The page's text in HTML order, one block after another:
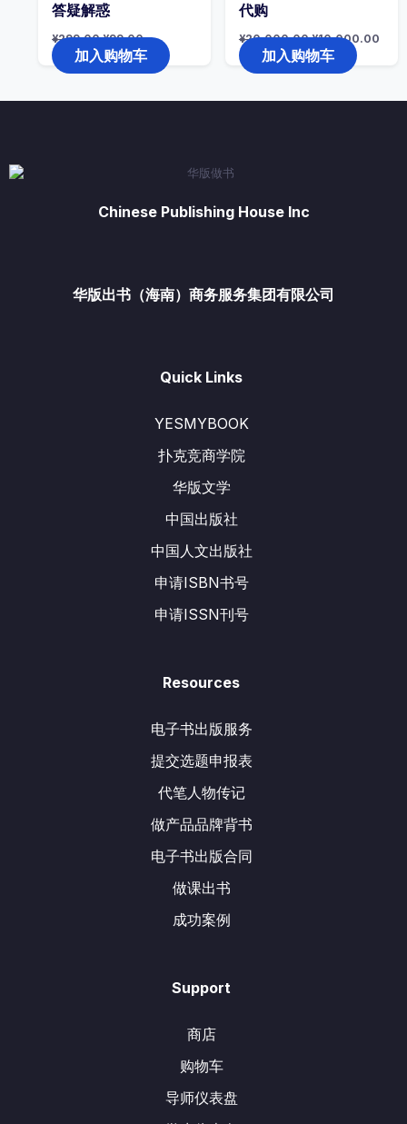
答疑解惑
¥299.00原
价
为：
¥299.00。
¥99.00当
前
价
格
¥99.00。
加入购物车
代购
¥20,000.00原
价
为：
¥20,000.00。
¥10,000.00当
加入购物车
Chinese Publishing House Inc
华版出书（海南）商务服务集团有限公司
Quick Links
YESMYBOOK
扑克竞商学院
华版文学
中国出版社
中国人文出版社
申请ISBN书号
申请ISSN刊号
Resources
电子书出版服务
提交选题申报表
代笔人物传记
做产品品牌背书
电子书出版合同
做课出书
成功案例
Support
商店
购物车
导师仪表盘